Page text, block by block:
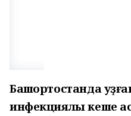
Башҡортостанда
инфекциялы кеше